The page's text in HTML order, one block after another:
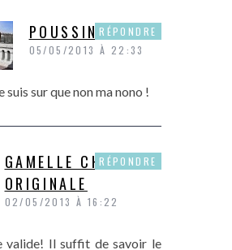
POUSSINE
05/05/2013 À 22:33
suis sur que non ma nono !
RÉPONDRE
GAMELLE CHAT
ORIGINALE
02/05/2013 À 16:22
valide! Il suffit de savoir le
RÉPONDRE